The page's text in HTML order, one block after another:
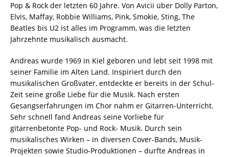
Pop & Rock der letzten 60 Jahre. Von Avicii über Dolly Parton,
Elvis, Maffay, Robbie Williams, Pink, Smokie, Sting, The
Beatles bis U2 ist alles im Programm, was die letzten
Jahrzehnte musikalisch ausmacht.
Andreas wurde 1969 in Kiel geboren und lebt seit 1998 mit
seiner Familie im Alten Land. Inspiriert durch den
musikalischen Großvater, entdeckte er bereits in der Schul-
Zeit seine große Liebe für die Musik. Nach ersten
Gesangserfahrungen im Chor nahm er Gitarren-Unterricht.
Sehr schnell fand Andreas seine Vorliebe für
gitarrenbetonte Pop- und Rock- Musik. Durch sein
musikalisches Wirken – in diversen Cover-Bands, Musik-
Projekten sowie Studio-Produktionen – durfte Andreas in